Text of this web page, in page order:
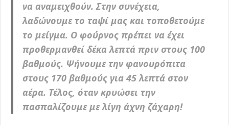
να αναμειχθούν. Στην συνέχεια,
λαδώνουμε το ταψί μας και τοποθετούμε
το μείγμα. Ο φούρνος πρέπει να έχει
προθερμανθεί δέκα λεπτά πριν στους 100
βαθμούς. Ψήνουμε την φανουρόπιτα
στους 170 βαθμούς για 45 λεπτά στον
αέρα. Τέλος, όταν κρυώσει την
πασπαλίζουμε με λίγη άχνη ζάχαρη!